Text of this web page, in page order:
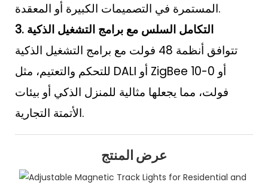
المستمرة في التصميمات الكبيرة أو المعقدة.
3. التكامل السلس مع برامج التشغيل الذكية
تتوافق أنظمة 48 فولت مع برامج التشغيل الذكية
للتحكم والتعتيم، مثل DALI أو ZigBee أو 0-10
فولت، مما يجعلها مثالية للمنزل الذكي أو بيئات
الأتمتة التجارية.
عرض المنتج